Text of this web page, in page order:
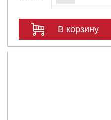
В корзину